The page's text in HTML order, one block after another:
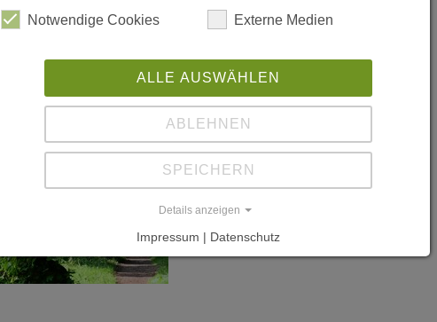
Notwendige Cookies Externe Medien
ALLE AUSWÄHLEN
ABLEHNEN
SPEICHERN
Details anzeigen
Impressum | Datenschutz